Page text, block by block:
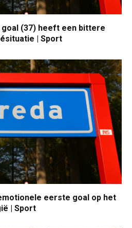
goal (37) heeft een bittere
| Sport
eerste goal op het
| Sport